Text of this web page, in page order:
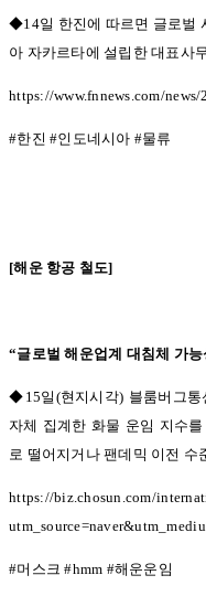
◆14일 한진에 따르면 글로벌
아 자카르타에 설립한 대표사
https://www.fnnews.com/
#한진#인도네시아 #물류
[해운 항공 철도]
“글로벌 해운업계 대침체 가능
◆15일 (현지시각) 블룸버그
자체 집계한 화물 운임 지수
로 떨어지거나 팬데믹 이전
https://biz.chosun.com/
#머스크#hmm #해운운임